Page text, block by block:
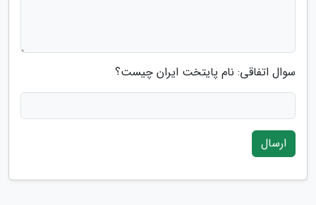
سوال اتفاقی: نام پایتخت ایران چیست؟
ارسال